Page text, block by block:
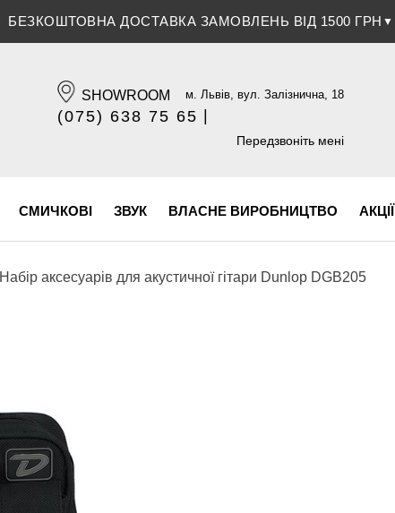
ЗНИЖКА 5% ПРИ ОПЛАТІ БАНКІВСЬКОЮ КАРТКОЮ▼
SHOWROOM м. Львів, вул. Залізнична, 18
(075) 638 75 65
(096) 609 84 32
Передзвоніть мені
СМИЧКОВІ ЗВУК ВЛАСНЕ ВИРОБНИЦТВО АКЦІЇ
Набір аксесуарів для акустичної гітари Dunlop DGB205